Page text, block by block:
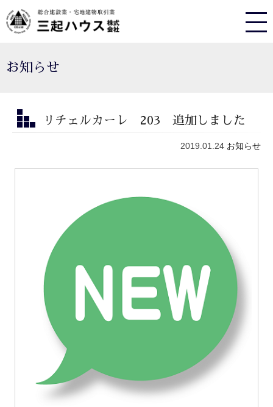
お知らせ
リチェルカーレ 203 追加しました
2019.01.24 お知らせ